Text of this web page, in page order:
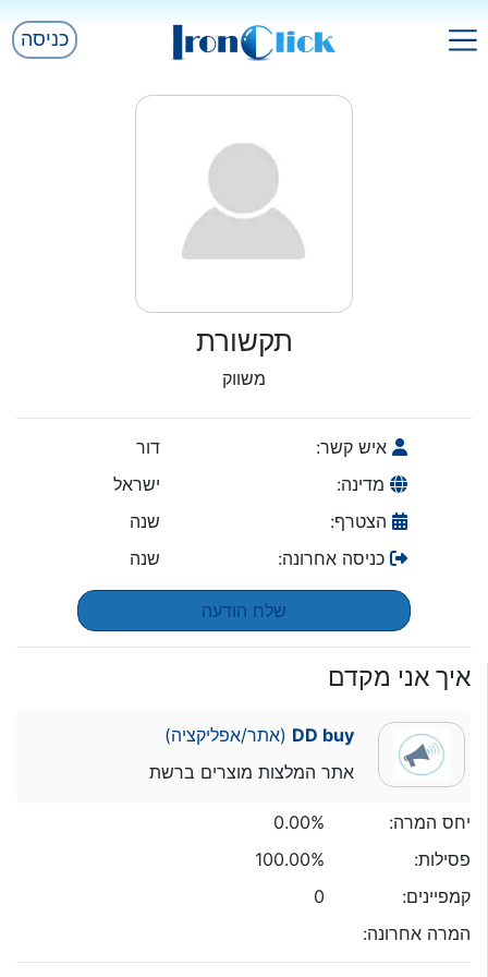
כניסה
תקשורת
משווק
איש קשר:
דור
מדינה:
ישראל
הצטרף:
שנה
כניסה אחרונה:
שנה
שלח הודעה
איך אני מקדם
DD buy (אתר/אפליקציה)
אתר המלצות מוצרים ברשת
יחס המרה:
0.00%
פסילות:
100.00%
קמפיינים:
0
המרה אחרונה: